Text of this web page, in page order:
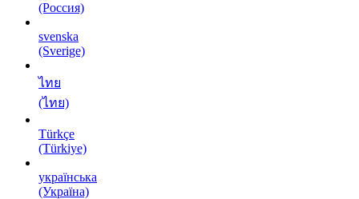
(Россия)
svenska
(Sverige)
ไทย
(ไทย)
Türkçe
(Türkiye)
українська
(Україна)